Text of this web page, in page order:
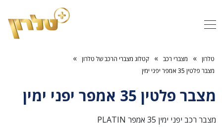
טלרון » מצברי רכב » קטלוג מצברי הרכב של טלרון »
מצבר פלטין 35 אמפר יפני ימין
מצבר פלטין 35 אמפר יפני ימין
מצבר רכב יפני ימין 35 אמפר PLATIN